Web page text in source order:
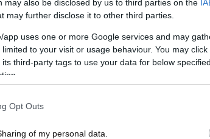
may also be disclosed by us to third parties on the
may further disclose it to other third parties.
app uses one or more Google services and may
to your visit or usage behaviour. You may
third-party tags to use your data for below
Opt Outs
of my personal data.
τους εντόπισαν να παίζουν
2021, με την Αμπρόσιο να έχει
Mazur από τον οποίο χώρισε το